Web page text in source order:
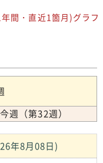
間・直近1箇月)グラフ
今週（第32週）
年8月08日)